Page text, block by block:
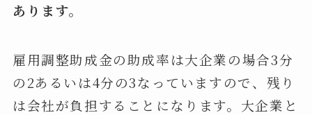
あります。
雇用調整助成金の助成率は大企業の場合3分
の2あるいは4分の3なっていますので、残り
は会社が負担することになります。大企業と